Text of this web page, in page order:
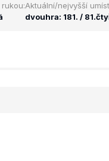
rukou:Aktuální/nejvyšší
dvouhra: 181. / 81.